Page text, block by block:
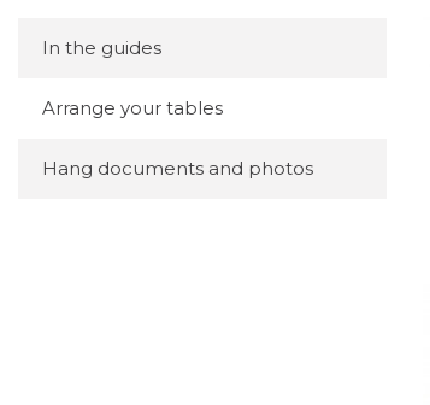
In the guides
Arrange your tables
Hang documents and photos